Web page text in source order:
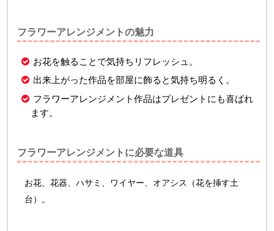
フラワーアレンジメントの魅力
お花を触ることで気持ちリフレッシュ。
出来上がった作品を部屋に飾ると気持ち明るく。
フラワーアレンジメント作品はプレゼントにも喜ばれ
ます。
フラワーアレンジメントに必要な道具
お花、花器、ハサミ、ワイヤー、オアシス（花を挿す土
台）。